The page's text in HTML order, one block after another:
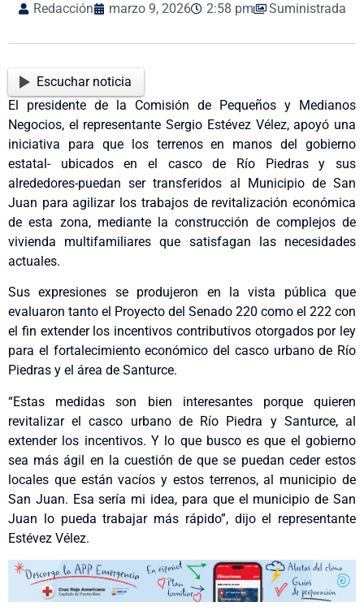
Redacción marzo 9, 2026 2:58 pm Suministrada
Escuchar noticia
El presidente de la Comisión de Pequeños y Medianos
Negocios, el representante Sergio Estévez Vélez, apoyó una
iniciativa para que los terrenos en manos del gobierno
estatal- ubicados en el casco de Río Piedras y sus
alrededores-puedan ser transferidos al Municipio de San
Juan para agilizar los trabajos de revitalización económica
de esta zona, mediante la construcción de complejos de
vivienda multifamiliares que satisfagan las necesidades
actuales.
Sus expresiones se produjeron en la vista pública que
evaluaron tanto el Proyecto del Senado 220 como el 222 con
el fin extender los incentivos contributivos otorgados por ley
para el fortalecimiento económico del casco urbano de Río
Piedras y el área de Santurce.
“Estas medidas son bien interesantes porque quieren
revitalizar el casco urbano de Río Piedra y Santurce, al
extender los incentivos. Y lo que busco es que el gobierno
sea más ágil en la cuestión de que se puedan ceder estos
locales que están vacíos y estos terrenos, al municipio de
San Juan. Esa sería mi idea, para que el municipio de San
Juan lo pueda trabajar más rápido”, dijo el representante
Estévez Vélez.